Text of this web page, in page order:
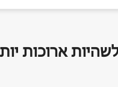
ארוכות